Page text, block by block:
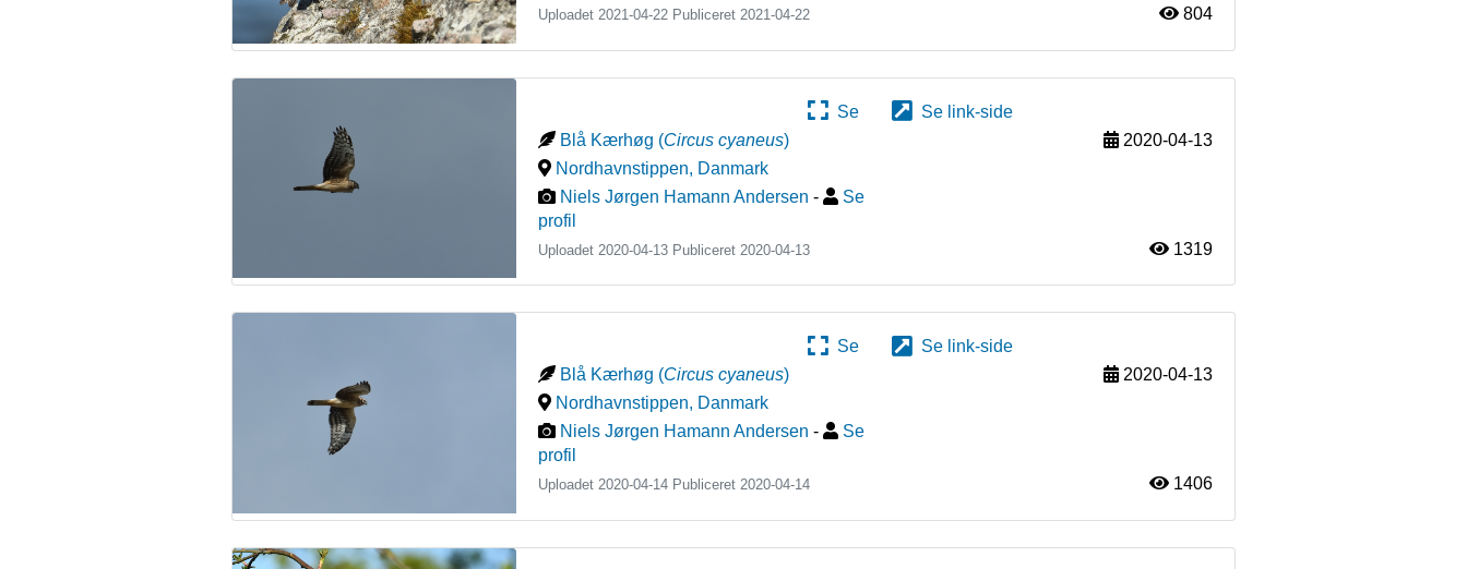
Uploadet 2021-04-22 Publiceret 2021-04-22 804
Se
Se link-side
Blå Kærhøg (Circus cyaneus)
2020-04-13
Nordhavnstippen, Danmark
Niels Jørgen Hamann Andersen -
Se
profil
Uploadet 2020-04-13 Publiceret 2020-04-13 1319
Se
Se link-side
Blå Kærhøg (Circus cyaneus)
2020-04-13
Nordhavnstippen, Danmark
Niels Jørgen Hamann Andersen -
Se
profil
Uploadet 2020-04-14 Publiceret2020-04-14 1406